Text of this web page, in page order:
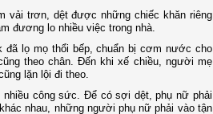
vải trơn, dệt được những chiếc khăn riêng
đương lo nhiều việc trong nhà.
lọ mọ thổi bếp, chuẩn bị cơm nước cho
theo chân. Đến khi xế chiều, người mẹ
lặn lội đi theo.
công sức. Để có sợi dệt, phụ nữ phải
nhau, những người phụ nữ phải vào tận